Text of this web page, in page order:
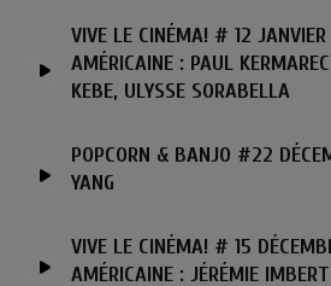
VIVE LE CINÉMA! # 12
AMÉRICAINE : PAUL
KEBE, ULYSSE SORABELLA
POPCORN & BANJO #22
YANG
VIVE LE CINÉMA! # 15
AMÉRICAINE : JÉRÉMIE